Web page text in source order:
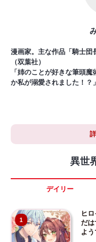
漫画家。主な作品「騎士団
（双葉社）
「姉のことが好きな筆頭
か私が溺愛されました！？
異世
デイリー
1
ヒ
だ
よう